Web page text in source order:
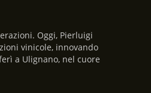
Oggi, Pierluigi
vinicole, innovando
a Ulignano, nel cuore